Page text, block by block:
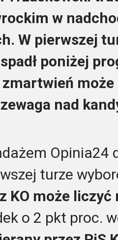
w
W pierwszej
poniżej
nad
Opinia24
turze
KO może
o 2 pkt proc.